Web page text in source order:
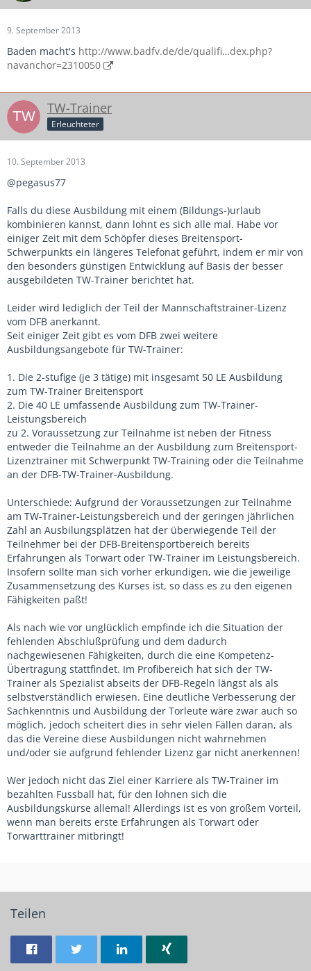
9. September 2013
Baden macht's http://www.badfv.de/de/qualifi…dex.php?
navanchor=2310050
TW-Trainer
Erleuchteter
10. September 2013
@pegasus77
Falls du diese Ausbildung mit einem (Bildungs-)urlaub
kombinieren kannst, dann lohnt es sich alle mal. Habe vor
einiger Zeit mit dem Schöpfer dieses Breitensport-
Schwerpunkts ein längeres Telefonat geführt, indem er mir von
den besonders günstigen Entwicklung auf Basis der besser
ausgebildeten TW-Trainer berichtet hat.
Leider wird lediglich der Teil der Mannschaftstrainer-Lizenz
vom DFB anerkannt.
Seit einiger Zeit gibt es vom DFB zwei weitere
Ausbildungsangebote für TW-Trainer:
1. Die 2-stufige (je 3 tätige) mit insgesamt 50 LE Ausbildung
zum TW-Trainer Breitensport
2. Die 40 LE umfassende Ausbildung zum TW-Trainer-
Leistungsbereich
zu 2. Voraussetzung zur Teilnahme ist neben der Fitness
entweder die Teilnahme an der Ausbildung zum Breitensport-
Lizenztrainer mit Schwerpunkt TW-Training oder die Teilnahme
an der DFB-TW-Trainer-Ausbildung.
Unterschiede: Aufgrund der Voraussetzungen zur Teilnahme
am TW-Trainer-Leistungsbereich und der geringen jährlichen
Zahl an Ausbilungsplätzen hat der überwiegende Teil der
Teilnehmer bei der DFB-Breitensportbereich bereits
Erfahrungen als Torwart oder TW-Trainer im Leistungsbereich.
Insofern sollte man sich vorher erkundigen, wie die jeweilige
Zusammensetzung des Kurses ist, so dass es zu den eigenen
Fähigkeiten paßt!
Als nach wie vor unglücklich empfinde ich die Situation der
fehlenden Abschlußprüfung und dem dadurch
nachgewiesenen Fähigkeiten, durch die eine Kompetenz-
Übertragung stattfindet. Im Profibereich hat sich der TW-
Trainer als Spezialist abseits der DFB-Regeln längst als als
selbstverständlich erwiesen. Eine deutliche Verbesserung der
Sachkenntnis und Ausbildung der Torleute wäre zwar auch so
möglich, jedoch scheitert dies in sehr vielen Fällen daran, als
das die Vereine diese Ausbildungen nicht wahrnehmen
und/oder sie aufgrund fehlender Lizenz gar nicht anerkennen!
Wer jedoch nicht das Ziel einer Karriere als TW-Trainer im
bezahlten Fussball hat, für den lohnen sich die
Ausbildungskurse allemal! Allerdings ist es von großem Vorteil,
wenn man bereits erste Erfahrungen als Torwart oder
Torwarttrainer mitbringt!
Teilen